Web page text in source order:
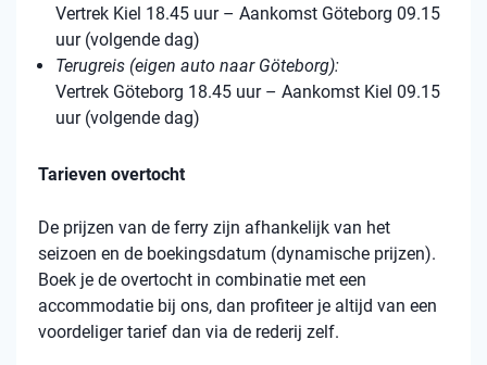
Vertrek Kiel 18.45 uur – Aankomst Göteborg 09.15
uur (volgende dag)
Terugreis (eigen auto naar Göteborg):
Vertrek Göteborg 18.45 uur – Aankomst Kiel 09.15
uur (volgende dag)
Tarieven overtocht
De prijzen van de ferry zijn afhankelijk van het
seizoen en de boekingsdatum (dynamische prijzen).
Boek je de overtocht in combinatie met een
accommodatie bij ons, dan profiteer je altijd van een
voordeliger tarief dan via de rederij zelf.